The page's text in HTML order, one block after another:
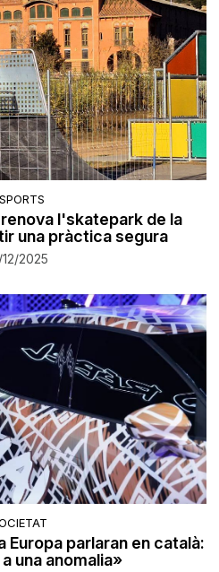
l'skatepark de la
una pràctica segura
12/2025
parlaran en català:
una anomalia»